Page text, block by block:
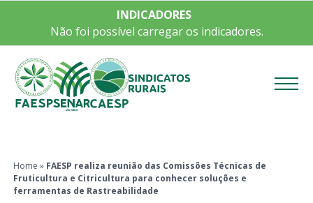
INDICADORES
Não foi possível carregar os indicadores.
Home » FAESP realiza reunião das Comissões Técnicas de
Fruticultura e Citricultura para conhecer soluções e
ferramentas de Rastreabilidade